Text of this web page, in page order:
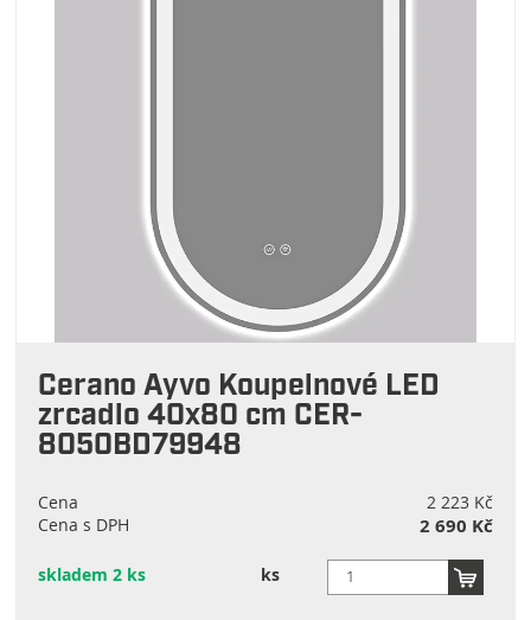
Cerano Ayvo Koupelnové LED
zrcadlo 40x80 cm CER-
8050BD79948
Cena
2 223 Kč
Cena s DPH
2 690 Kč
skladem 2 ks ks